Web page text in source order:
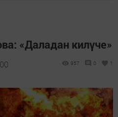
«Даладан килүче»
957 0 1